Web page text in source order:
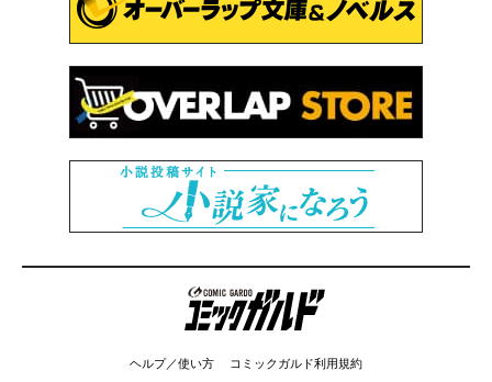
コミックガルド
ヘルプ／使い方 コミックガルド利用規約